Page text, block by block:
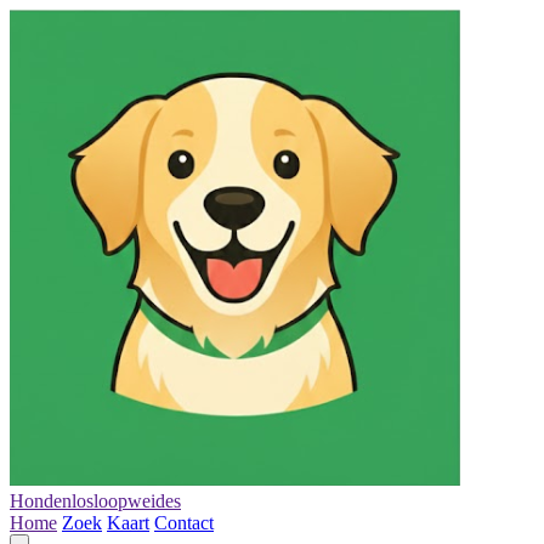
Hondenlosloopweides
Home Zoek Kaart Contact